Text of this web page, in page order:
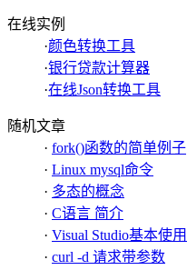
在线实例
·颜色转换工具
·银行贷款计算器
·在线Json转换工具
随机文章
· fork()函数的简单例子
· Linux mysql命令
· 多态的概念
· C语言 简介
· Visual Studio基本使用
· curl -d 请求带参数